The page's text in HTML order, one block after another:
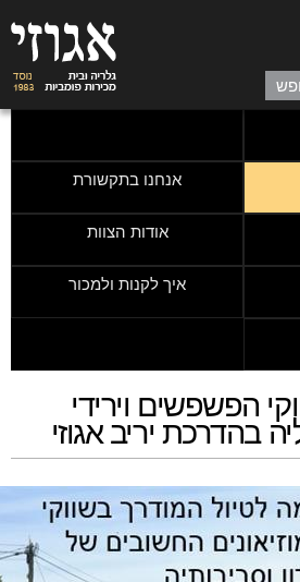
אנחנו בתקשורת
אודות הצוות
איך לקנות ולמכור
הפשפשים וירידי
בהדרכת יריב אגוזי